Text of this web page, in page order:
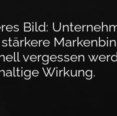
Bild:
vergessen
Wirkung.